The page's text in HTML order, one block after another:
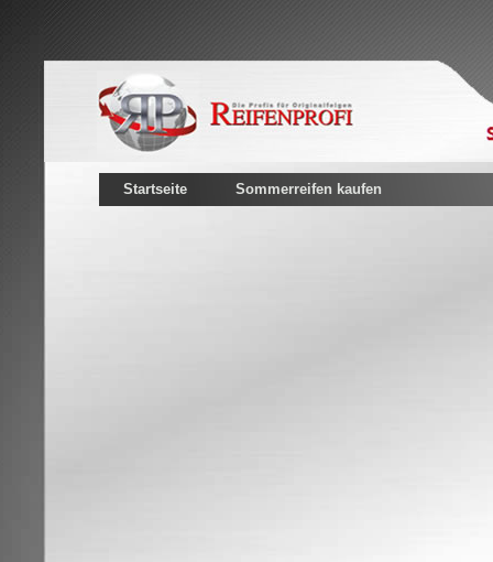
Startseite Sommerreifen kaufen